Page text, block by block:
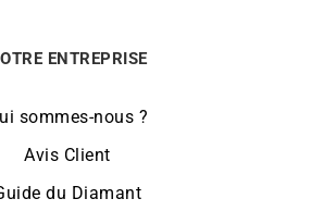
ENTREPRISE
sommes-nous ?
Avis Client
du Diamant